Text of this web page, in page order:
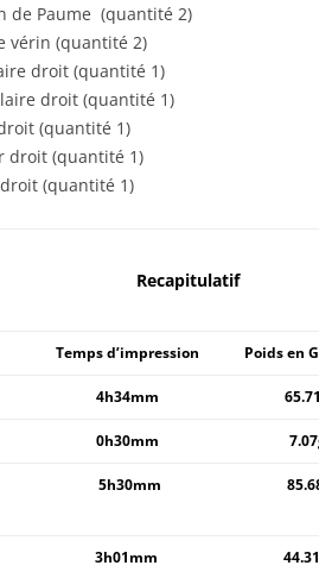
de Paume (quantité 2)
vérin (quantité 2)
droit (quantité 1)
droit (quantité 1)
(quantité 1)
droit (quantité 1)
droit (quantité 1)
Recapitulatif
Temps d’impression Poids en
4h34mm
0h30mm
5h30mm
3h01mm